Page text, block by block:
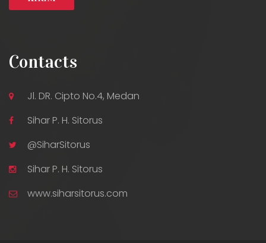
Contacts
Jl. DR. Cipto No.4, Medan
Sihar P. H. Sitorus
@SiharSitorus
Sihar P. H. Sitorus
www.siharsitorus.com